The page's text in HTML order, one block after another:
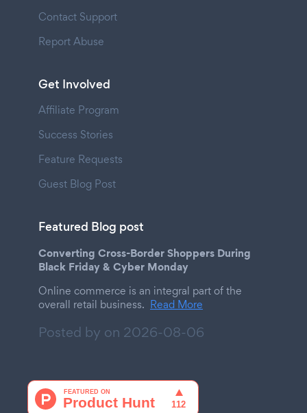
Contact Support
Report Abuse
Get Involved
Affiliate Program
Success Stories
Feature Requests
Guest Blog Post
Featured Blog post
Converting Cross-Border Shoppers During
Black Friday & Cyber Monday
Online commerce is an integral part of the
overall retail business. Read More
Posted by on 2026-08-06